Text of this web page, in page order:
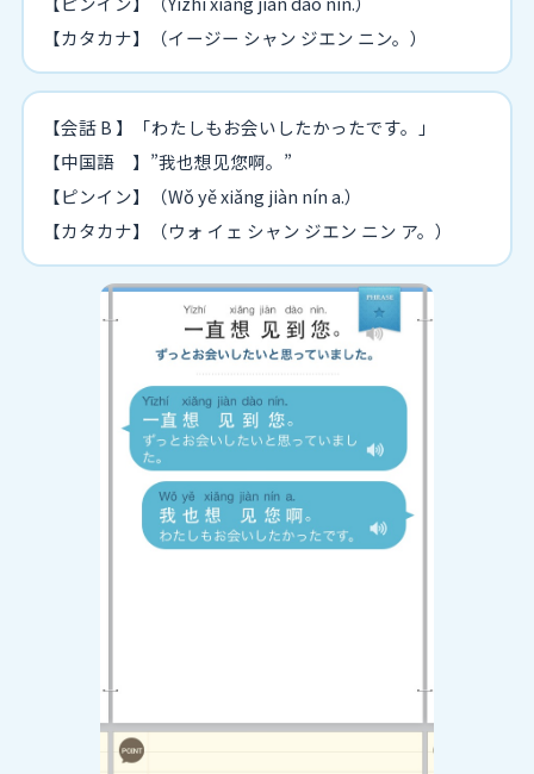
【カタカナ】（イージー シャン ジエン ニン。）
【会話 B 】「わたしもお会いしたかったです。」
【中国語 】”我也想见您啊。”
【ピンイン】（Wǒ yě xiǎng jiàn nín a.）
【カタカナ】（ウォ イェ シャン ジエン ニン ア。）